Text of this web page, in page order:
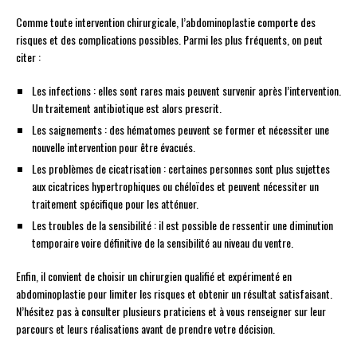
Comme toute intervention chirurgicale, l’abdominoplastie comporte des
risques et des complications possibles. Parmi les plus fréquents, on peut
citer :
Les infections : elles sont rares mais peuvent survenir après l’intervention.
Un traitement antibiotique est alors prescrit.
Les saignements : des hématomes peuvent se former et nécessiter une
nouvelle intervention pour être évacués.
Les problèmes de cicatrisation : certaines personnes sont plus sujettes
aux cicatrices hypertrophiques ou chéloïdes et peuvent nécessiter un
traitement spécifique pour les atténuer.
Les troubles de la sensibilité : il est possible de ressentir une diminution
temporaire voire définitive de la sensibilité au niveau du ventre.
Enfin, il convient de choisir un chirurgien qualifié et expérimenté en
abdominoplastie pour limiter les risques et obtenir un résultat satisfaisant.
N’hésitez pas à consulter plusieurs praticiens et à vous renseigner sur leur
parcours et leurs réalisations avant de prendre votre décision.